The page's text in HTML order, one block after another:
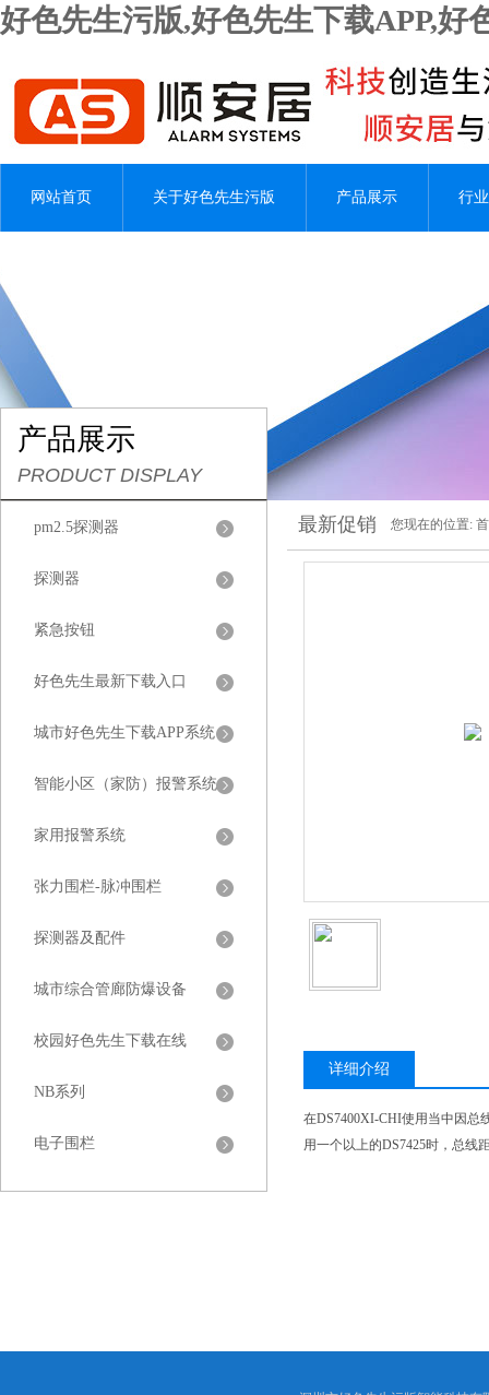
好色先生污版,好色先生下载APP,
网站首页 关于好色先生污版 产品展示 行
产品展示
PRODUCT DISPLAY
pm2.5探测器
探测器
紧急按钮
好色先生最新下载入口
城市好色先生下载APP系统
智能小区（家防）报警系统
家用报警系统
张力围栏-脉冲围栏
探测器及配件
城市综合管廊防爆设备
校园好色先生下载在线
NB系列
电子围栏
最新促销 您现在的位置:
详细介绍
在DS7400XI-CHI使用当中因总
用一个以上的DS7425时，总